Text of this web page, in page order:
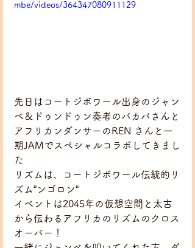
mbe/videos/364347080911129
先日はコートジボワール出身のジャン
ベ＆ドゥンドゥン奏者のバカバさんと
アフリカンダンサーのREN さんと一
期JAMでスペシャルコラボしてきまし
た
リズムは、コートジボワール伝統的リ
ズム“ンゴロン“
イベントは2045年の仮想空間と太古
から伝わるアフリカのリズムのクロス
オーバー！